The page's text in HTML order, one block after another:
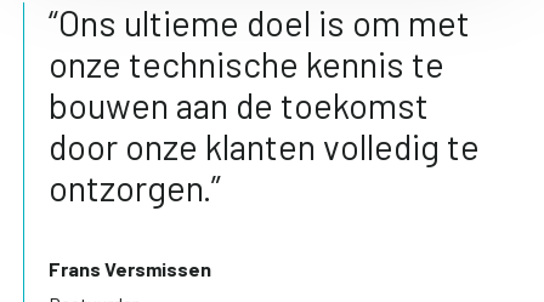
“Ons ultieme doel is om met
onze technische kennis te
bouwen aan de toekomst
door onze klanten volledig te
ontzorgen.”
Frans Versmissen